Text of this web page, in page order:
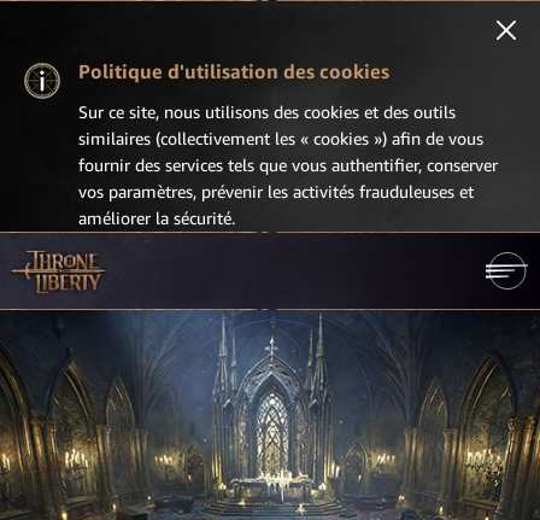
Politique d'utilisation des cookies
Sur ce site, nous utilisons des cookies et des outils
similaires (collectivement les « cookies ») afin de vous
fournir des services tels que vous authentifier, conserver
vos paramètres, prévenir les activités frauduleuses et
améliorer la sécurité.